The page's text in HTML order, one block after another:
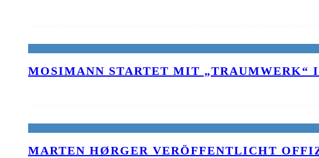
MOSIMANN STARTET MIT „TRAUMWERK“
MARTEN HØRGER VERÖFFENTLICHT